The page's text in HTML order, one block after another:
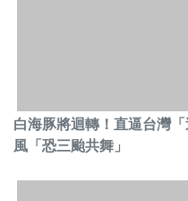
白海豚將迴轉！直逼台灣
風「恐三颱共舞」